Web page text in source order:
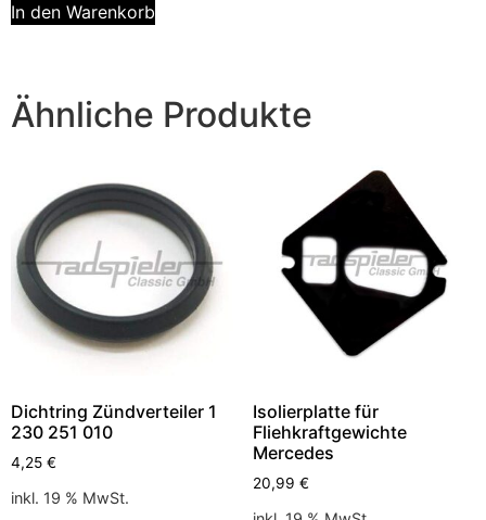
In den Warenkorb
Ähnliche Produkte
Dichtring Zündverteiler 1
230 251 010
4,25 €
inkl. 19 % MwSt.
Isolierplatte für
Fliehkraftgewichte
Mercedes
20,99 €